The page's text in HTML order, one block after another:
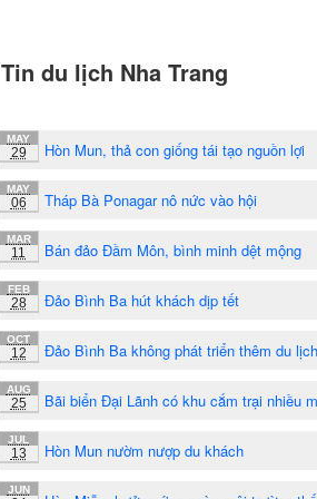
Tin du lịch Nha Trang
MAY
29 Hòn Mun, thả con giống tái tạo nguồn lợi
MAY
06 Tháp Bà Ponagar nô nức vào hội
MAR
11 Bán đảo Đầm Môn, bình minh dệt mộng
FEB
28 Đảo Bình Ba hút khách dịp tết
OCT
12 Đảo Bình Ba không phát triển thêm du lịch
AUG
25 Bãi biển Đại Lãnh có khu cắm trại nhiều
JUL
13 Hòn Mun nườm nượp du khách
JUN